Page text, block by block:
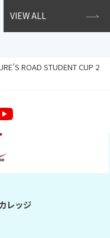
VIEW ALL
ROAD STUDENT CUP 2
レッジ